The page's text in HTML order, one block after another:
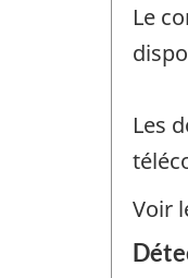
Le
Les
Voir